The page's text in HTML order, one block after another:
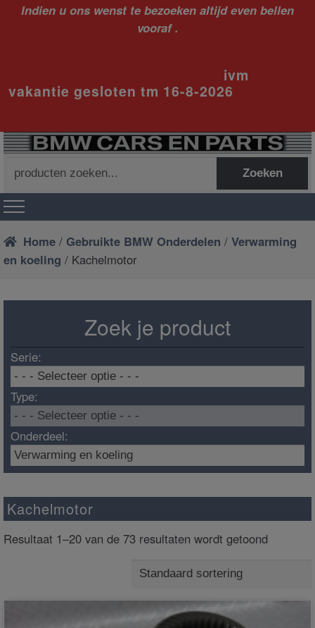
Indien u ons wenst te bezoeken altijd even bellen
vooraf .
ivm
vakantie gesloten tm 16-8-2026
naar:
Zoeken
Home / Gebruikte BMW Onderdelen /Verwarming
en koeling / Kachelmotor
Zoek je product
Serie:
Type:
Onderdeel:
Kachelmotor
Resultaat 1–20 van de 73 resultaten wordt getoond